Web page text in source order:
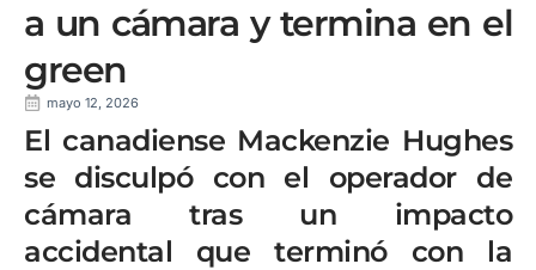
a un cámara y termina en el
green
mayo 12, 2026
El canadiense Mackenzie Hughes
se disculpó con el operador de
cámara tras un impacto
accidental que terminó con la